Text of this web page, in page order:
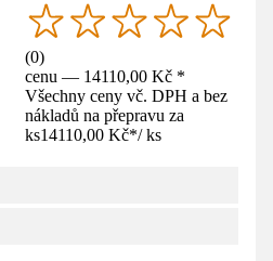
(0)
cenu — 14110,00 Kč *
Všechny ceny vč. DPH a bez
nákladů na přepravu za
ks14110,00 Kč*/ ks